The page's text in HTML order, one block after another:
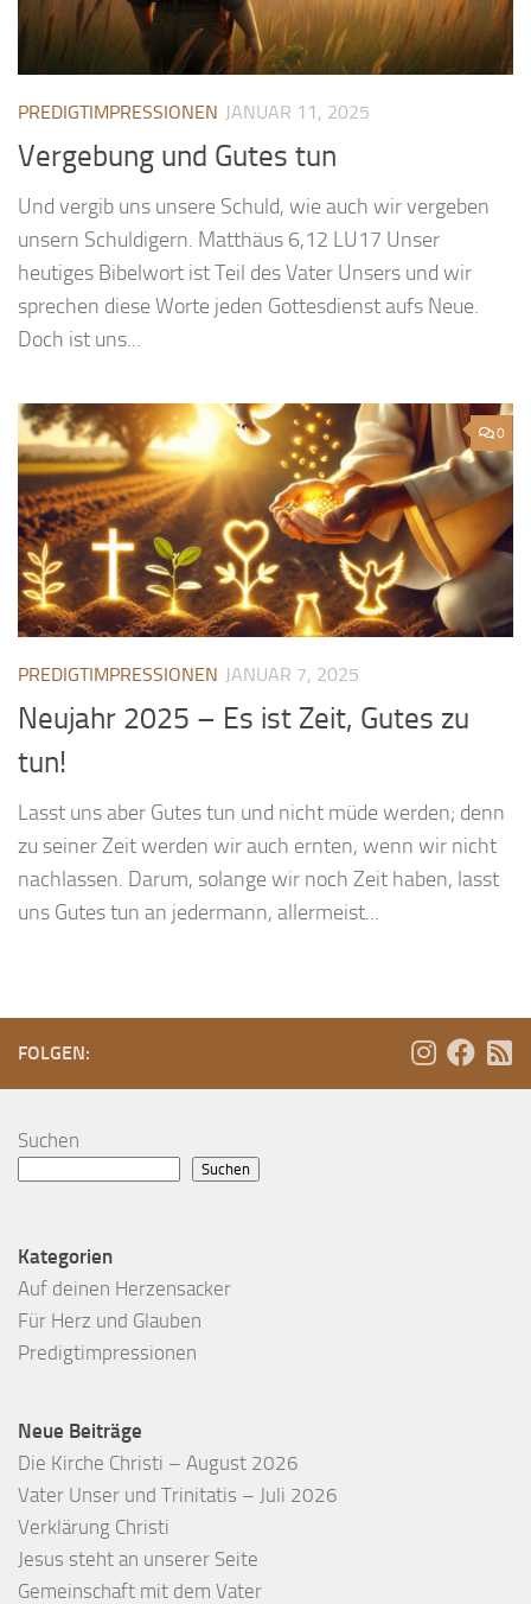
PREDIGTIMPRESSIONEN JANUAR 11, 2025
Vergebung und Gutes tun
Und vergib uns unsere Schuld, wie auch wir vergeben
unsern Schuldigern. Matthäus 6,12 LU17 Unser
heutiges Bibelwort ist Teil des Vater Unsers und wir
sprechen diese Worte jeden Gottesdienst aufs Neue.
Doch ist uns...
0
PREDIGTIMPRESSIONEN JANUAR 7, 2025
Neujahr 2025 – Es ist Zeit, Gutes zu
tun!
Lasst uns aber Gutes tun und nicht müde werden; denn
zu seiner Zeit werden wir auch ernten, wenn wir nicht
nachlassen. Darum, solange wir noch Zeit haben, lasst
uns Gutes tun an jedermann, allermeist...
FOLGEN:
Suchen
Suchen
Kategorien
Auf deinen Herzensacker
Für Herz und Glauben
Predigtimpressionen
Neue Beiträge
Die Kirche Christi – August 2026
Vater Unser und Trinitatis – Juli 2026
Verklärung Christi
Jesus steht an unserer Seite
Gemeinschaft mit dem Vater